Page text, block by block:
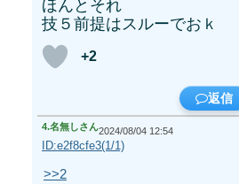
ほんとそれ
技５前提はスルーでおｋ
+2
返信
4.名無しさん2024/08/04 12:54
ID:e2f8cfe3(1/1)
>>2